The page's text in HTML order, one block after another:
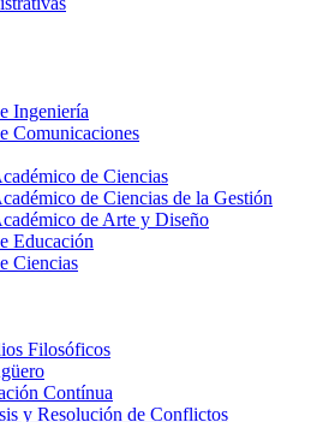
Ingeniería
Comunicaciones
de Ciencias
de Ciencias de la Gestión
de Arte y Diseño
Educación
Ciencias
Filosóficos
Contínua
y Resolución de Conflictos